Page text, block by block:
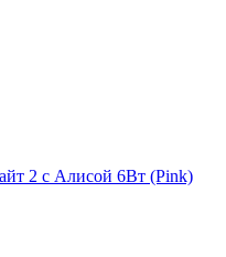
2 с Алисой 6Вт (Pink)